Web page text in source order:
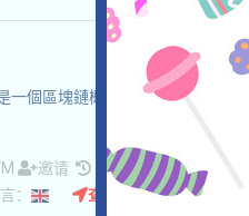
一個區塊鏈概念社交廣告項目，
邀请
收录时间: 2026/06/04
： 查阅详情